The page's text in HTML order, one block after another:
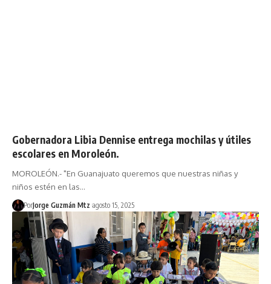
Gobernadora Libia Dennise entrega mochilas y útiles
escolares en Moroleón.
MOROLEÓN.- "En Guanajuato queremos que nuestras niñas y
niños estén en las…
PorJorge Guzmán Mtz agosto 15, 2025